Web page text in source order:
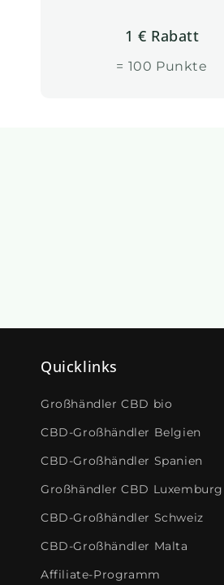
1 € Rabatt
= 100 Punkte
Quicklinks
Großhändler CBD bio
CBD-Großhändler Belgien
CBD-Großhändler Spanien
Großhändler CBD Luxemburg
CBD-Großhändler Schweiz
CBD-Großhändler Malta
Affiliate-Programm